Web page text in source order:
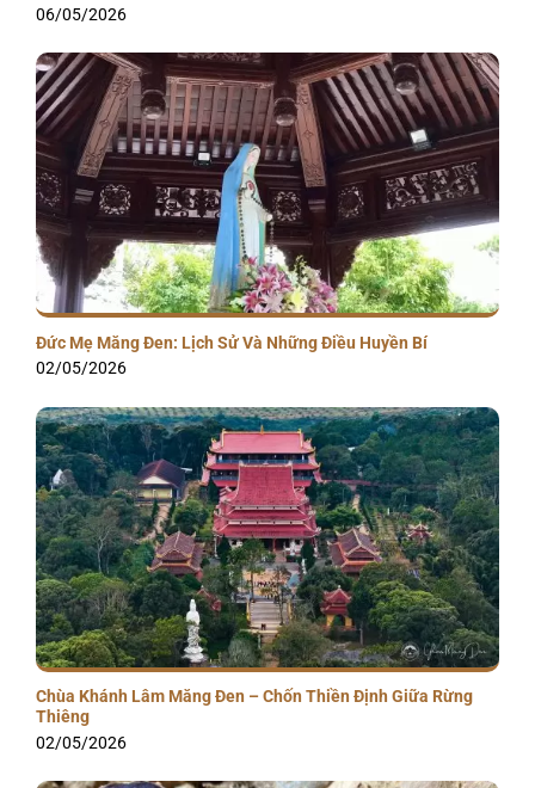
06/05/2026
Đức Mẹ Măng Đen: Lịch Sử Và Những Điều Huyền Bí
02/05/2026
Chùa Khánh Lâm Măng Đen – Chốn Thiền Định Giữa Rừng
Thiêng
02/05/2026